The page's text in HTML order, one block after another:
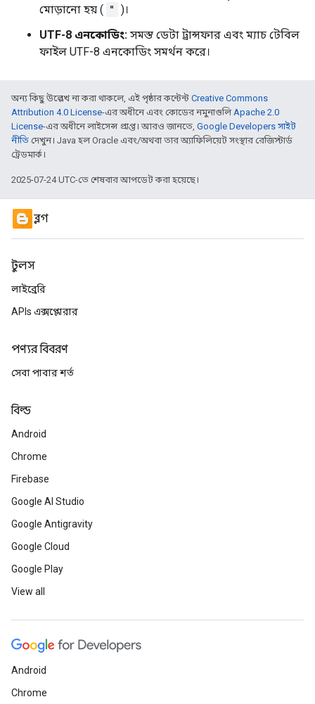
মোড়ানো হয় ( " )।
UTF-8 এনকোডিং: সমস্ত ডেটা ট্রান্সফার এবং ম্যাচ টেবিল
ফাইল UTF-8 এনকোডিং সমর্থন করে।
অন্য কিছু উল্লেখ না করা থাকলে, এই পৃষ্ঠার কন্টেন্ট Creative Commons
Attribution 4.0 License-এর অধীনে এবং কোডের নমুনাগুলিApache 2.0
License-এর অধীনে লাইসেন্স প্রাপ্ত। আরও জানতে, Google Developers সাইট
নীতি দেখুন। Java হল Oracle এবং/অথবা তার অ্যাফিলিয়েট সংস্থার রেজিস্টার্ড
ট্রেডমার্ক।
2025-07-24 UTC-তে শেষবার আপডেট করা হয়েছে।
ব্লগ
টুলস
লাইব্রেরি
APIs এক্সপ্লোরার
পণ্যর বিবরণ
সেবা পাবার শর্ত
বিল্ড
Android
Chrome
Firebase
Google AI Studio
Google Antigravity
Google Cloud
Google Play
View all
Android
Chrome